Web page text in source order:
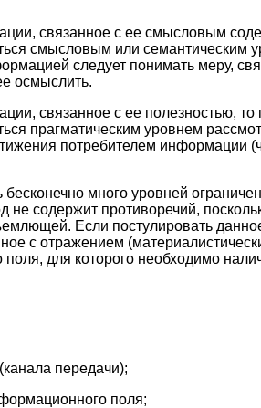
связанное с ее смысловым
смысловым или семантическим
следует понимать меру,
осмыслить.
связанное с ее полезностью, то
прагматическим уровнем
потребителем информации
много уровней
содержит противоречий,
Если постулировать
с отражением
для которого необходимо
передачи);
поля;